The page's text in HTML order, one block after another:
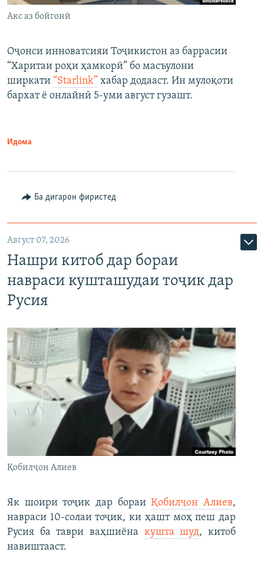
Акс аз бойгонӣ
Оҷонси инноватсияи Тоҷикистон аз баррасии
“Харитаи роҳи ҳамкорӣ” бо масъулони
ширкати “Starlink” хабар додааст. Ин мулоқоти
бархат ё онлайнӣ 5-уми август гузашт.
Идома
Ба дигарон фиристед
Август 07, 2026
Нашри китоб дар бораи
навраси кушташудаи тоҷик дар
Русия
Қобилҷон Алиев
Як шоири тоҷик дар бораиҚобилҷон Алиев,
навраси 10-солаи тоҷик, ки ҳашт моҳ пеш дар
Русия ба таври ваҳшиёна кушта шуд, китоб
навиштааст.